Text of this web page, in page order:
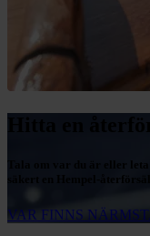
Hitta en
Tala om var du är eller
säkert en Hempel-
VAR FINNS